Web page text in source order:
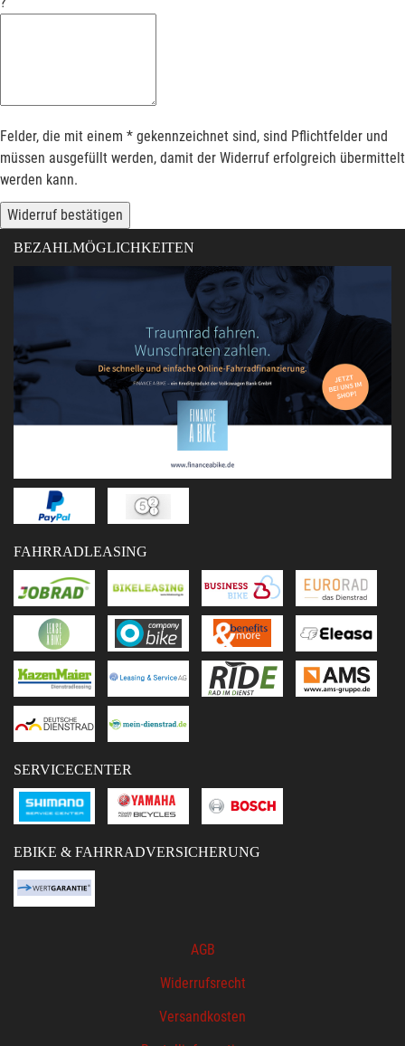
Felder, die mit einem * gekennzeichnet sind, sind Pflichtfelder und
müssen ausgefüllt werden, damit der Widerruf erfolgreich übermittelt
werden kann.
Widerruf bestätigen
BEZAHLMÖGLICHKEITEN
FAHRRADLEASING
SERVICECENTER
EBIKE & FAHRRADVERSICHERUNG
AGB
Widerrufsrecht
Versandkosten